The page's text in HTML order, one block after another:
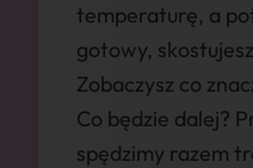
temperaturę, a
gotowy,
Zobaczysz co
Co będzie dalej?
spędzimy razem